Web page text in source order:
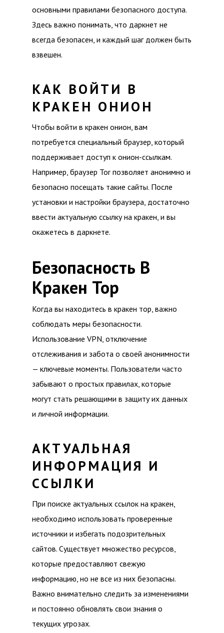
основными правилами безопасного доступа.
Здесь важно понимать, что даркнет не
всегда безопасен, и каждый шаг должен быть
взвешен.
КАК ВОЙТИ В
КРАКЕН ОНИОН
Чтобы войти в кракен онион, вам
потребуется специальный браузер, который
поддерживает доступ к онион-ссылкам.
Например, браузер Tor позволяет анонимно и
безопасно посещать такие сайты. После
установки и настройки браузера, достаточно
ввести актуальную ссылку на кракен, и вы
окажетесь в даркнете.
Безопасность В
Кракен Тор
Когда вы находитесь в кракен тор, важно
соблюдать меры безопасности.
Использование VPN, отключение
отслеживания и забота о своей анонимности
— ключевые моменты. Пользователи часто
забывают о простых правилах, которые
могут стать решающими в защиту их данных
и личной информации.
АКТУАЛЬНАЯ
ИНФОРМАЦИЯ И
ССЫЛКИ
При поиске актуальных ссылок на кракен,
необходимо использовать проверенные
источники и избегать подозрительных
сайтов. Существует множество ресурсов,
которые предоставляют свежую
информацию, но не все из них безопасны.
Важно внимательно следить за изменениями
и постоянно обновлять свои знания о
текущих угрозах.